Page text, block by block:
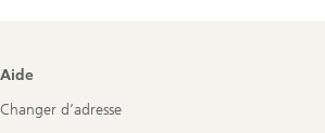
Footer
Aide
Changer d’adresse